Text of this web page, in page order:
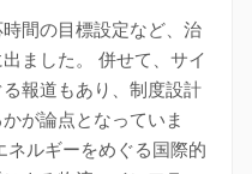
間の目標設定など、治
ました。 併せて、サイ
報道もあり、制度設計
が論点となっていま
ルギーをめぐる国際的